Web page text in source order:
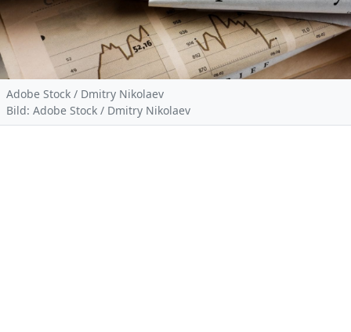
Adobe Stock / Dmitry Nikolaev
Bild: Adobe Stock / Dmitry Nikolaev